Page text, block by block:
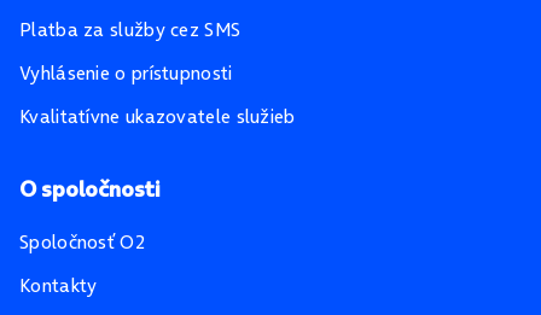
Platba za služby cez SMS
Vyhlásenie o prístupnosti
Kvalitatívne ukazovatele služieb
O spoločnosti
Spoločnosť O2
Kontakty